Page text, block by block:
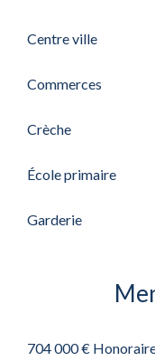
Centre ville
Commerces
Crèche
École primaire
Garderie
704 000 €